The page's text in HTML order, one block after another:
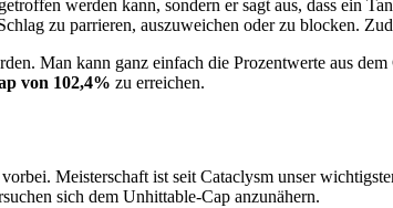
werden kann, sondern er sagt aus, dass ein
zu parrieren, auszuweichen oder zu blocken.
Man kann ganz einfach die Prozentwerte aus
von 102,4% zu erreichen.
Meisterschaft ist seit Cataclysm unser
sich dem Unhittable-Cap anzunähern.